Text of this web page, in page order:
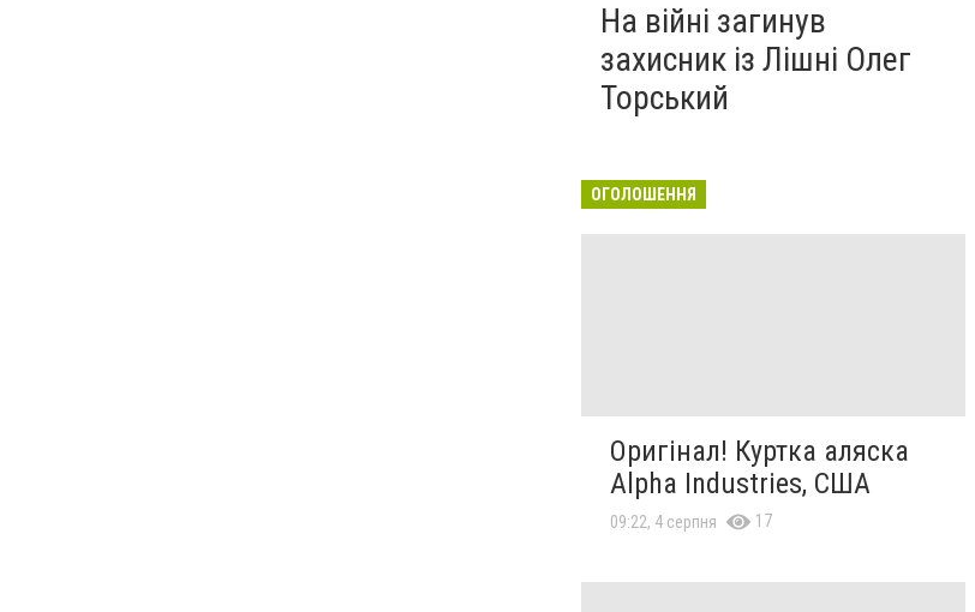
На війні загинув
захисник із Лішні Олег
Торський
ОГОЛОШЕННЯ
Оригінал! Куртка аляска
Alpha Industries, США
09:22, 4 серпня 17